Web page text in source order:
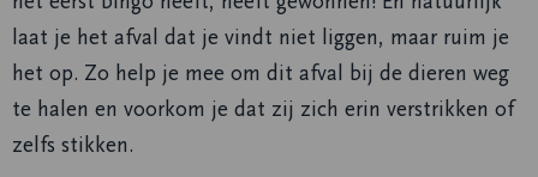
laat je het afval dat je vindt niet liggen, maar ruim je
het op. Zo help je mee om dit afval bij de dieren weg
te halen en voorkom je dat zij zich erin verstrikken of
zelfs stikken.